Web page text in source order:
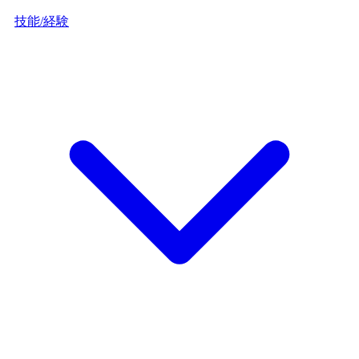
技能/経験